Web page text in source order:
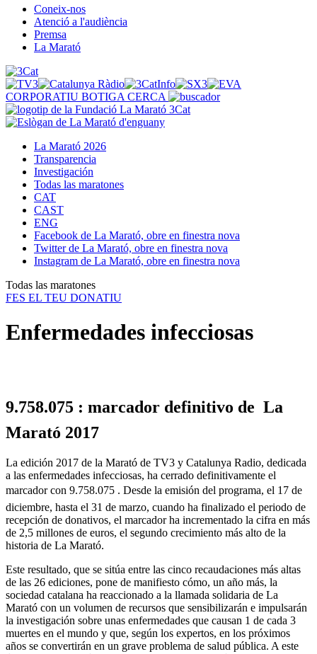
Coneix-nos
Atenció a l'audiència
Premsa
La Marató
CORPORATIU BOTIGA CERCA
La Marató 2026
Transparencia
Investigación
Todas las maratones
CAT
CAST
ENG
Facebook de La Marató, obre en finestra nova
Twitter de La Marató, obre en finestra nova
Instagram de La Marató, obre en finestra nova
Todas las maratones
FES EL TEU DONATIU
Enfermedades infecciosas
9.758.075 : marcador definitivo de La
Marató 2017
La edición 2017 de la Marató de TV3 y Catalunya Radio, dedicada
a las enfermedades infecciosas, ha cerrado definitivamente el
marcador con 9.758.075 . Desde la emisión del programa, el 17 de
diciembre, hasta el 31 de marzo, cuando ha finalizado el periodo de
recepción de donativos, el marcador ha incrementado la cifra en más
de 2,5 millones de euros, el segundo crecimiento más alto de la
historia de La Marató.
Este resultado, que se sitúa entre las cinco recaudaciones más altas
de las 26 ediciones, pone de manifiesto cómo, un año más, la
sociedad catalana ha reaccionado a la llamada solidaria de La
Marató con un volumen de recursos que sensibilizarán e impulsarán
la investigación sobre unas enfermedades que causan 1 de cada 3
muertes en el mundo y que, según los expertos, en los próximos
años se convertirán en un grave problema de salud pública. A este